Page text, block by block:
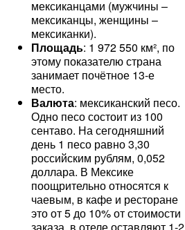
мексиканцами (мужчины –
мексиканцы, женщины –
мексиканки).
Площадь: 1 972 550 км², по
этому показателю страна
занимает почётное 13-е
место.
Валюта: мексиканский песо.
Одно песо состоит из 100
сентаво. На сегодняшний
день 1 песо равно 3,30
российским рублям, 0,052
доллара. В Мексике
поощрительно относятся к
чаевым, в кафе и ресторане
это от 5 до 10% от стоимости
заказа, в отеле оставляют 1-2